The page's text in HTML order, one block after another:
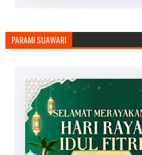
PARAMI SUAWARI